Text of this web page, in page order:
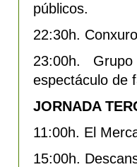
públicos.
22:30h.
23:00h.
espectáculo de
JORNADA
11:00h. El
15:00h.